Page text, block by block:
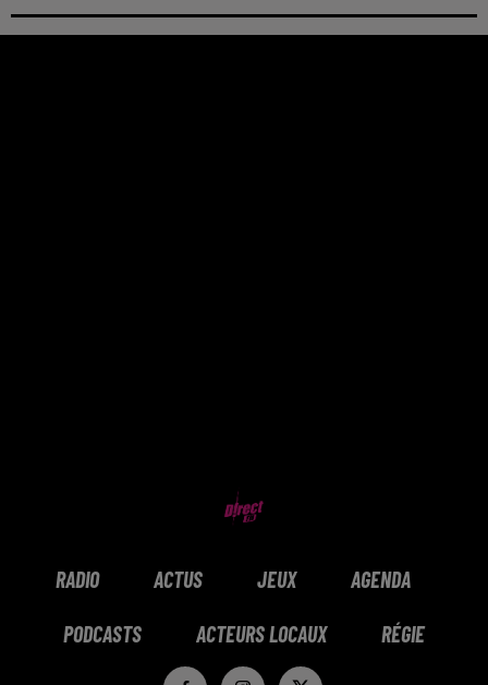
RADIO ACTUS JEUX AGENDA
PODCASTS ACTEURS LOCAUX RÉGIE